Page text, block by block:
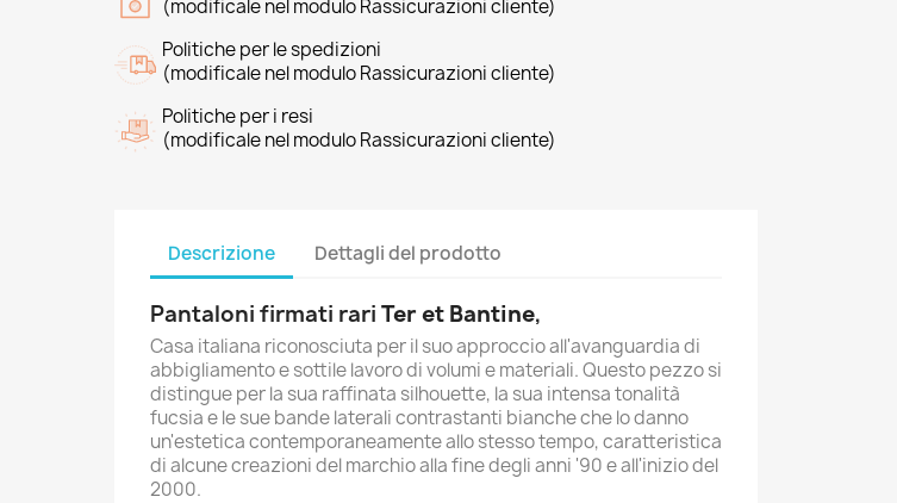
(modificale nel modulo Rassicurazioni cliente)
Politiche per le spedizioni
(modificale nel modulo Rassicurazioni cliente)
Politiche per i resi
(modificale nel modulo Rassicurazioni cliente)
Descrizione Dettagli del prodotto
Pantaloni firmati rari Ter et Bantine,
Casa italiana riconosciuta per il suo approccio all'avanguardia di
abbigliamento e sottile lavoro di volumi e materiali. Questo pezzo si
distingue per la sua raffinata silhouette, la sua intensa tonalità
fucsia e le sue bande laterali contrastanti bianche che lo danno
un'estetica contemporaneamente allo stesso tempo, caratteristica
di alcune creazioni del marchio alla fine degli anni '90 e all'inizio del
2000.